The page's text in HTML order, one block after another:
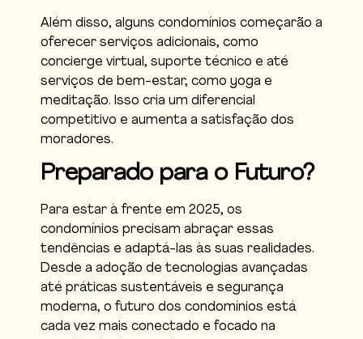
Além disso, alguns condomínios começarão a
oferecer serviços adicionais, como
concierge virtual, suporte técnico e até
serviços de bem-estar, como yoga e
meditação. Isso cria um diferencial
competitivo e aumenta a satisfação dos
moradores.
Preparado para o Futuro?
Para estar à frente em 2025, os
condomínios precisam abraçar essas
tendências e adaptá-las às suas realidades.
Desde a adoção de tecnologias avançadas
até práticas sustentáveis e segurança
moderna, o futuro dos condomínios está
cada vez mais conectado e focado na